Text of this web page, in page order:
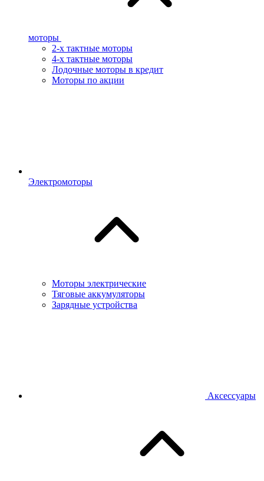
моторы
2-х тактные моторы
4-х тактные моторы
Лодочные моторы в кредит
Моторы по акции
Электромоторы
Моторы электрические
Тяговые аккумуляторы
Зарядные устройства
Аксессуары